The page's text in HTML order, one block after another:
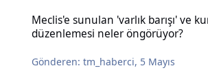
Meclis'e sunulan 'varlık barışı' ve
düzenlemesi neler öngörüyor?
Gönderen:tm_haberci, 5 Mayıs